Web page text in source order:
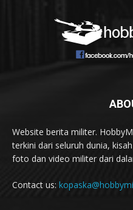
Website berita militer.
terkini dari seluruh dunia,
foto dan video militer dari
Contact us: